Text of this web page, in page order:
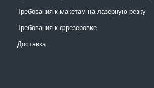
Требования к макетам на лазерную резку
Требования к фрезеровке
Доставка